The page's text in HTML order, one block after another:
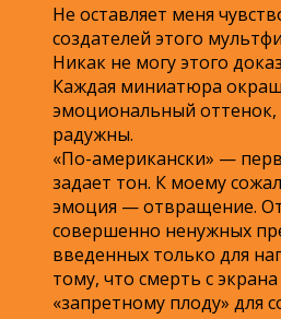
Не оставляет меня
создателей этого
Никак не могу этого
Каждая миниатюра
эмоциональный оттенок,
радужны.
«По-американски» —
задает тон. К моему
эмоция — отвращение.
совершенно ненужных
введенных только для
тому, что смерть с
«запретному плоду» для